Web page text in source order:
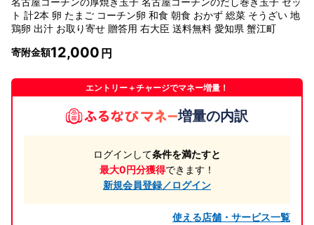
ト 計2本 卵 たまご コーチン卵 和食 朝食 おかず 総菜 そうざい 地
鶏卵 出汁 お取り寄せ 贈答用 右大臣 送料無料 愛知県 蟹江町
寄附金額12,000
エントリー＋チャージでマネー増量！
増量の内訳
ログインして条件を満たすと
最大0円分獲得できます！
新規会員登録／ログイン
使える店舗・サービス一覧